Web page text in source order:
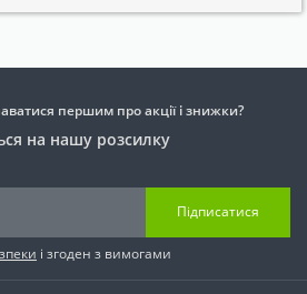
першим про акції і знижки?
на нашу розсилку
Підписатися
і згоден з вимогами